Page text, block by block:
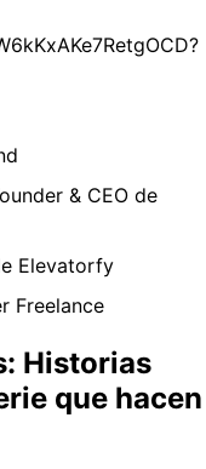
& CEO de
Elevatorfy
Freelance
Historias
que hacen